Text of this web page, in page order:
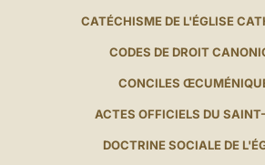
CATÉCHISME DE L'ÉGLISE
CODES DE DROIT
CONCILES
ACTES OFFICIELS DU
DOCTRINE SOCIALE DE